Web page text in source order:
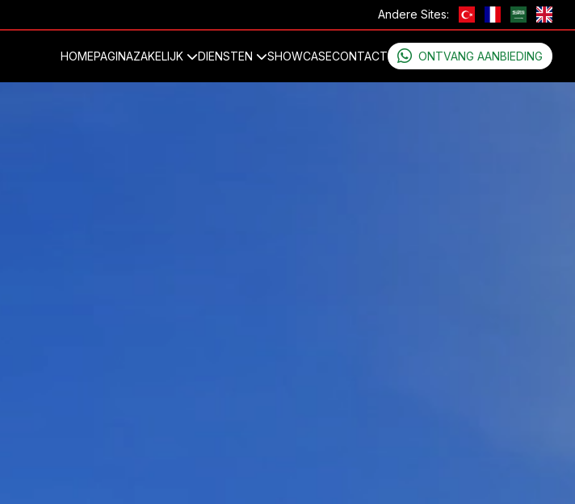
Andere Sites:
HOMEPAGINAZAKELIJK DIENSTEN SHOWCASECONTACT ONTVANG AANBIEDING